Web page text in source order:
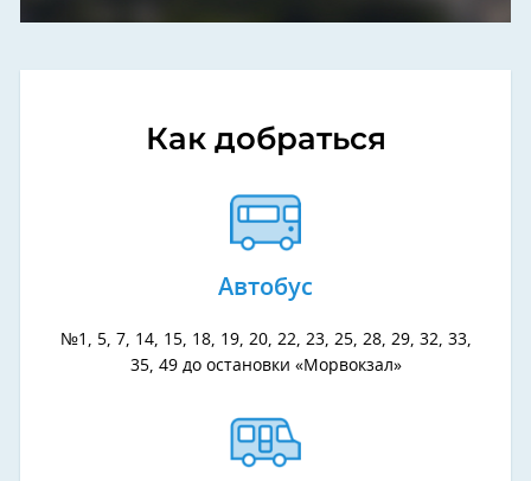
Как добраться
Автобус
№1, 5, 7, 14, 15, 18, 19, 20, 22, 23, 25, 28, 29, 32, 33,
35, 49 до остановки «Морвокзал»